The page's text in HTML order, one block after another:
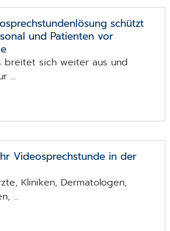
schützt
und Patienten vor
breitet sich weiter aus und
...
Videosprechstunde in der
Kliniken, Dermatologen,
...